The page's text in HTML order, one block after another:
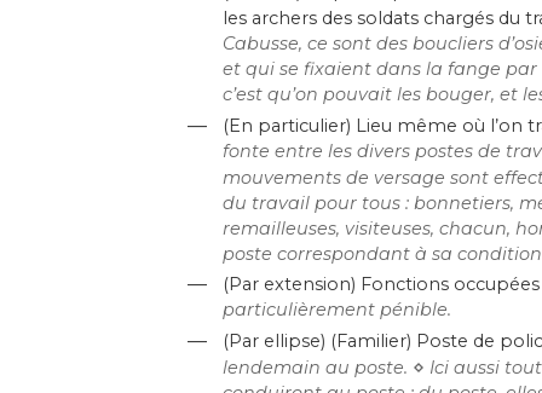
les archers des soldats chargés du
Cabusse, ce sont des boucliers
et qui se fixaient dans la fange par
c’est qu’on pouvait les bouger, et
—
(En particulier) Lieu même où l’on
fonte entre les divers postes de
mouvements de versage sont
du travail pour tous : bonnetiers,
remailleuses, visiteuses, chacun,
poste correspondant à sa
—
(Par extension) Fonctions
particulièrement pénible.
—
(Par ellipse) (Familier) Poste de
lendemain au poste. ⋄ Ici aussi